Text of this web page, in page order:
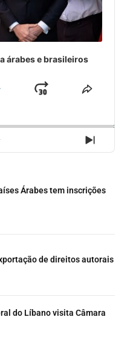
árabes e brasileiros
JUMP
NEXT
Árabes tem inscrições
de direitos autorais
do Líbano visita Câmara